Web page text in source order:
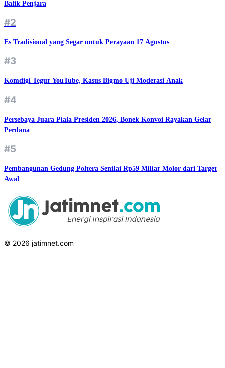
Balik Penjara
#2
Es Tradisional yang Segar untuk Perayaan 17 Agustus
#3
Komdigi Tegur YouTube, Kasus Bigmo Uji Moderasi Anak
#4
Persebaya Juara Piala Presiden 2026, Bonek Konvoi Rayakan Gelar
Perdana
#5
Pembangunan Gedung Poltera Senilai Rp59 Miliar Molor dari Target
Awal
© 2026 jatimnet.com